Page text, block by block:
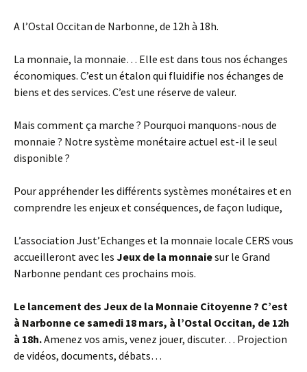
A l’Ostal Occitan de Narbonne, de 12h à 18h.
La monnaie, la monnaie… Elle est dans tous nos échanges
économiques. C’est un étalon qui fluidifie nos échanges de
biens et des services. C’est une réserve de valeur.
Mais comment ça marche ? Pourquoi manquons-nous de
monnaie ? Notre système monétaire actuel est-il le seul
disponible ?
Pour appréhender les différents systèmes monétaires et en
comprendre les enjeux et conséquences, de façon ludique,
L’association Just’Echanges et la monnaie locale CERS vous
accueilleront avec les Jeux de la monnaiesur le Grand
Narbonne pendant ces prochains mois.
Le lancement des Jeux de la Monnaie Citoyenne ? C’est
à Narbonne ce samedi 18 mars, à l’Ostal Occitan, de 12h
à 18h.Amenez vos amis, venez jouer, discuter… Projection
de vidéos, documents, débats…